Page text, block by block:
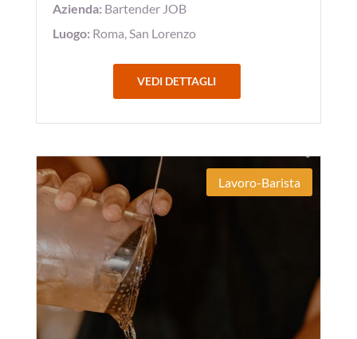
Azienda: Bartender JOB
Luogo: Roma, San Lorenzo
VEDI DETTAGLI
Lavoro-Barista